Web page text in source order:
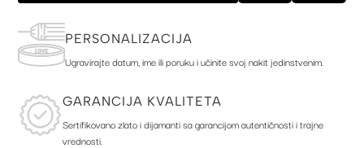
PERSONALIZACIJA
Ugravirajte datum, ime ili poruku i učinite svoj nakit jedinstvenim.
GARANCIJA KVALITETA
Sertifikovano zlato i dijamanti sa garancijom autentičnosti i trajne
vrednosti.